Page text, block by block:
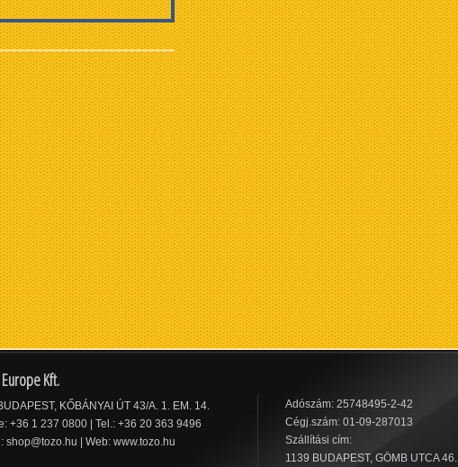
Kft.
KŐBÁNYAI ÚT 43/A. 1. EM. 14.
+36 1 237 0800 | Tel.: +36 20 363 9496
shop@tozo.hu | Web: www.tozo.hu
Adószám: 25748495-2-42
Cégj.szám: 01-09-287013
Szállítási cím:
1139 BUDAPEST, GÖMB UTCA 46.